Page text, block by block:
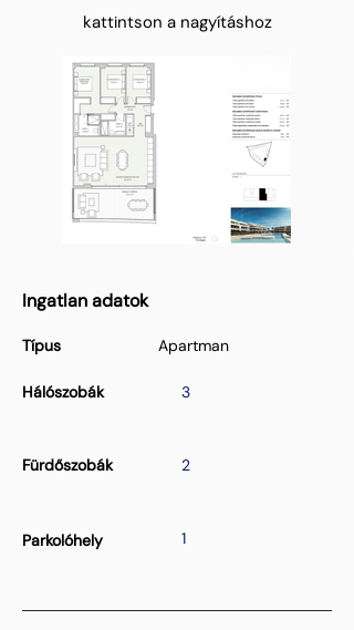
kattintson a nagyításhoz
Ingatlan adatok
Típus
Hálószobák
Apartman
3
Fürdőszobák 2
Parkolóhely 1